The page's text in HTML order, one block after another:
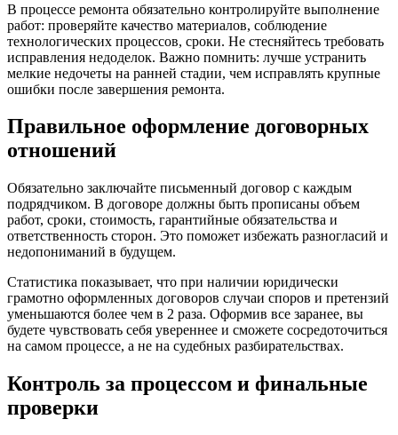
В процессе ремонта обязательно контролируйте выполнение
работ: проверяйте качество материалов, соблюдение
технологических процессов, сроки. Не стесняйтесь требовать
исправления недоделок. Важно помнить: лучше устранить
мелкие недочеты на ранней стадии, чем исправлять крупные
ошибки после завершения ремонта.
Правильное оформление договорных
отношений
Обязательно заключайте письменный договор с каждым
подрядчиком. В договоре должны быть прописаны объем
работ, сроки, стоимость, гарантийные обязательства и
ответственность сторон. Это поможет избежать разногласий и
недопониманий в будущем.
Статистика показывает, что при наличии юридически
грамотно оформленных договоров случаи споров и претензий
уменьшаются более чем в 2 раза. Оформив все заранее, вы
будете чувствовать себя увереннее и сможете сосредоточиться
на самом процессе, а не на судебных разбирательствах.
Контроль за процессом и финальные
проверки